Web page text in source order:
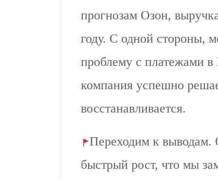
прогнозам Озон,
году. С одной стороны,
проблему с платежами
компания успешно
восстанавливается.
Переходим к выводам.
быстрый рост, что мы